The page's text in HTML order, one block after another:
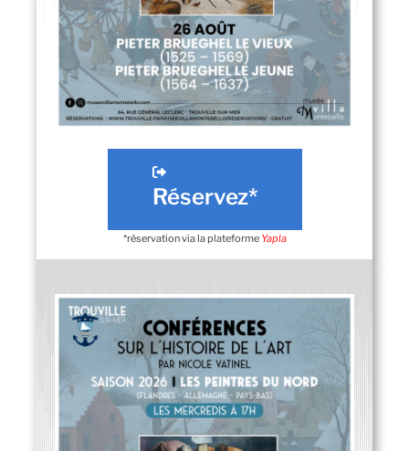
Réservez*
*réservation via la plateforme Yapla